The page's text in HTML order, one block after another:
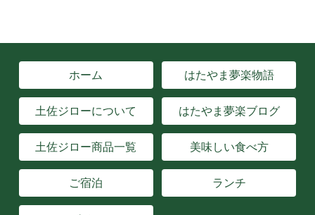
ホーム はたやま夢楽物語
土佐ジローについて はたやま夢楽ブログ
土佐ジロー商品一覧 美味しい食べ方
ご宿泊 ランチ